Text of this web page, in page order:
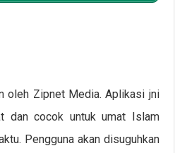
oleh Zipnet Media. Aplikasi jni
dan cocok untuk umat Islam
Pengguna akan disuguhkan